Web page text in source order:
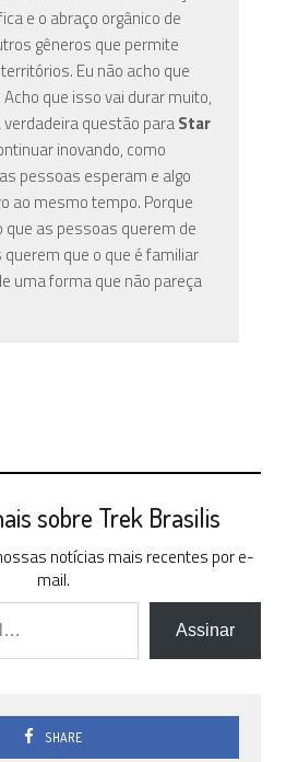
e o abraço orgânico de
gêneros que permite
Eu não acho que
que isso vai durar muito,
questão paraStar
inovando, como
pessoas esperam e algo
ao mesmo tempo. Porque
que as pessoas querem de
querem que o que é familiar
uma forma que não pareça
sobre Trek Brasilis
notícias mais recentes por e-
mail.
Assinar
SHARE